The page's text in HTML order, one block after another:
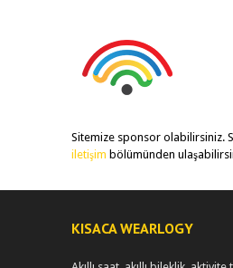
Sitemize sponsor olabilirsiniz.
iletişim bölümünden
KISACA WEARLOGY